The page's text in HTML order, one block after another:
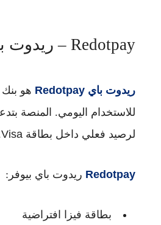
Redotpay – ريدوت باي
ريدوت باي Redotpay
هو بنك
للاستخدام اليومي. المنصة
لرصيد فعلي داخل بطاقة Visa
Redotpay ريدوت باي بيوفر:
بطاقة فيزا افتراضية